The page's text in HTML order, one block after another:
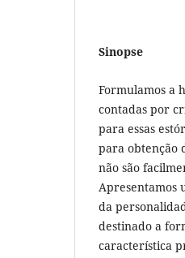
Sinopse
Formulamos a
contadas por
para essas
para obtenção
não são
Apresentamos
da
destinado a
característica